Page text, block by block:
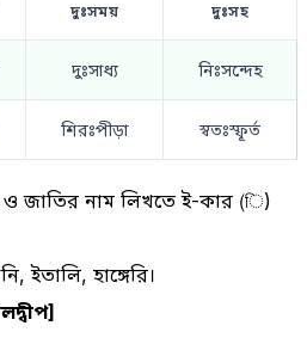
দুঃসময় দুঃসহ
দুঃসাধ্য নিঃসন্দেহ
শিরঃপীড়া স্বতঃস্ফূর্ত
জাতির নাম লিখতে ই-কার (ি)
ইতালি, হাঙ্গেরি।